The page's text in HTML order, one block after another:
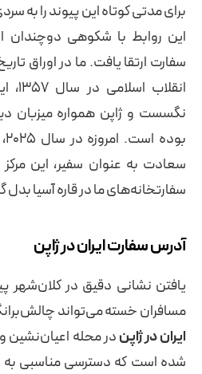
این روابط با شکوهی دوچندان
سفارت ارتقا یافت. ما در اوراق
نگسست و ژاپن همواره میزبان
سعادت به عنوان سفیر، این مرکز
سفارتخانه‌های ما در قاره آسیا
آدرس سفارت ایران در ژاپن
یافتن نشانی دقیق در کلان‌شهر
مسافران خسته می‌تواند
ایران در ژاپندر محله اعیان‌نشین
شده است که دسترسی مناسبی به